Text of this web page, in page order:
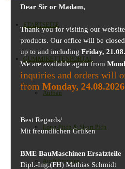
STARTSEITE
GUMMIKETTENPORTAL
Aufbau
Long Pitch & Short Pich
Ausführungen
Dear Sir or Madam,
Thank you for visiting our
products. Our office will be
up to and includingFriday,
We are available again from
inquiries and orders will
fromMonday, 24.08.2026
Best Regards/
Mit freundlichen Grüßen
BME BauMaschinen Ersatzteile
Dipl.-Ing.(FH) Mathias Schmidt